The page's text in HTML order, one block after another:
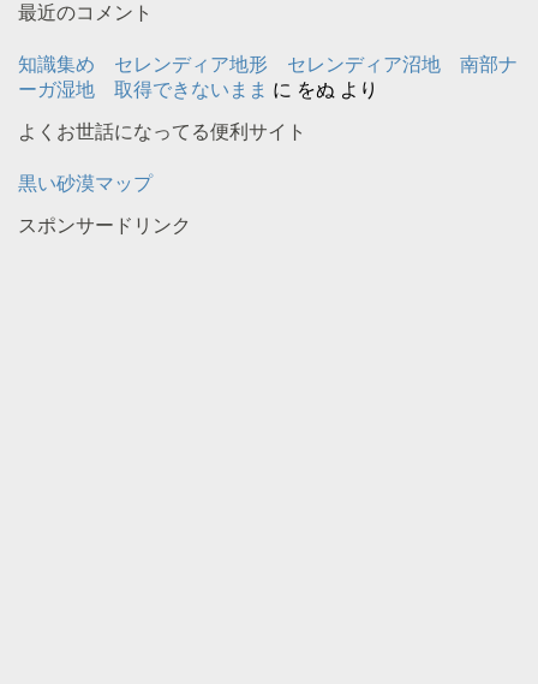
最近のコメント
知識集め セレンディア地形 セレンディア沼地 南部ナ
ーガ湿地 取得できないまま に をぬ より
よくお世話になってる便利サイト
黒い砂漠マップ
スポンサードリンク